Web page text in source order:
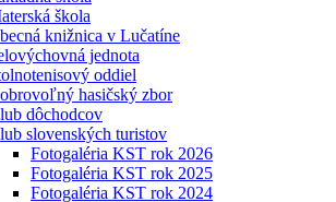
škola
knižnica v Lučatíne
jednota
oddiel
hasičský zbor
dôchodcov
slovenských turistov
Fotogaléria KST rok 2026
Fotogaléria KST rok 2025
Fotogaléria KST rok 2024